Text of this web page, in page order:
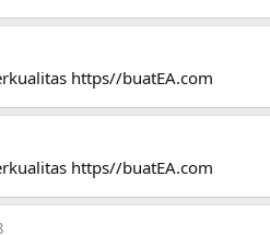
https//buatEA.com
https//buatEA.com